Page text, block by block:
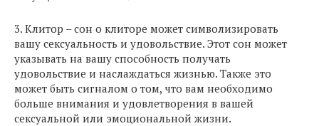
3. Клитор – сон о клиторе может символизировать
вашу сексуальность и удовольствие. Этот сон может
указывать на вашу способность получать
удовольствие и наслаждаться жизнью. Также это
может быть сигналом о том, что вам необходимо
больше внимания и удовлетворения в вашей
сексуальной или эмоциональной жизни.